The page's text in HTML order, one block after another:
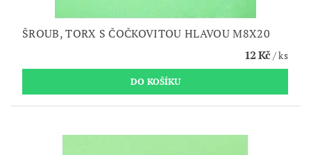
ŠROUB, TORX S ČOČKOVITOU HLAVOU M8X20
12 Kč/ ks